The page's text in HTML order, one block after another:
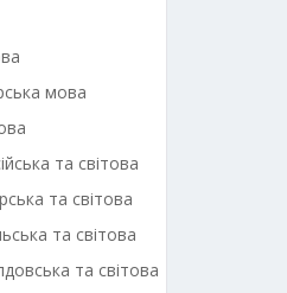
мова
та світова
та світова
та світова
та світова